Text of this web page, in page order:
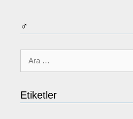
♂
için
Etiketler